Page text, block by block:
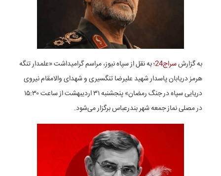
به گزارشسراج24 ؛ به نقل ازسپاه نیوز، مراسم گرامیداشت «علمدار تنگه
هرمز دریابان پاسدار شهید علیرضا تنگسیری و شهدای والامقام نیروی
دریایی سپاه در جنگ رمضان» پنجشنبه ۳۱ اردیبهشت از ساعت ۱۵:۳۰
در مصلی نماز جمعه شهر بندرعباس برگزار می‌شود.